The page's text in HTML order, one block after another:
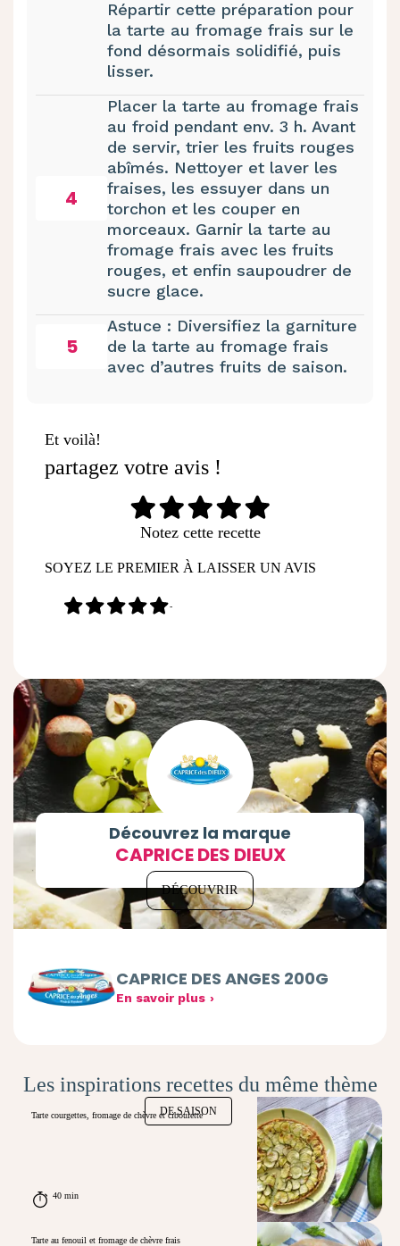
Répartir cette préparation pour
la tarte au fromage frais sur le
fond désormais solidifié, puis
lisser.
4
Placer la tarte au fromage frais
au froid pendant env. 3 h. Avant
de servir, trier les fruits rouges
abîmés. Nettoyer et laver les
fraises, les essuyer dans un
torchon et les couper en
morceaux. Garnir la tarte au
fromage frais avec les fruits
rouges, et enfin saupoudrer de
sucre glace.
5
Astuce : Diversifiez la garniture
de la tarte au fromage frais
avec d’autres fruits de saison.
Et voilà!
partagez votre avis !
Notez cette recette
SOYEZ LE PREMIER À LAISSER UN AVIS
-
Découvrez la marque
CAPRICE DES DIEUX
DÉCOUVRIR
CAPRICE DES ANGES 200G
En savoir plus
Les inspirations recettes du même thème
DE SAISON
Tarte courgettes, fromage de chèvre et ciboulette
40 min
Tarte au fenouil et fromage de chèvre frais